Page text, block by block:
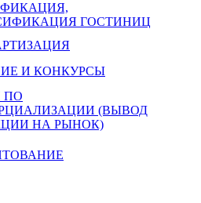
ГОСТИНИЦ
И КОНКУРСЫ
ПО
(ВЫВОД
НА РЫНОК)